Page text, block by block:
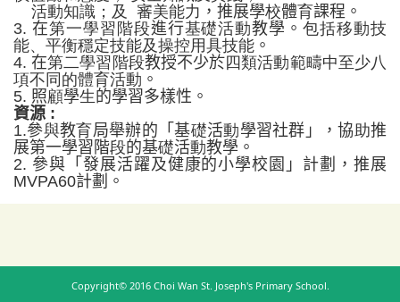
活動知識；及
審美能力 ，推展學校體育課程。
3. 在第一學習階段進行基礎活動教學。包括移動技
能、平衡穩定技能及操控用具技能 。
4.在第二學習階段教授不少於四類活動範疇中至少八
項不同的體育活動 。
5. 照顧學生 的學習多樣性。
資源 :
1.參與教育局舉辦的「基礎活動學習社群」，協助推
展第一學習階段的基礎活動教學。
2. 參與「發展活躍及健康的小學校園」計劃，推展
MVPA60計劃 。
Copyright© 2016 Choi Wan St. Joseph's Primary School.